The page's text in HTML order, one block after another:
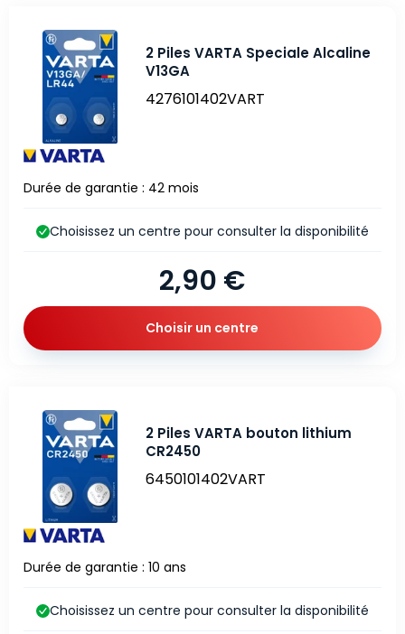
2 Piles VARTA Speciale Alcaline
V13GA
4276101402VART
Durée de garantie : 42 mois
2,90 €
Choisissez un centre pour consulter la disponibilité
Choisir un centre
2 Piles VARTA bouton lithium
CR2450
6450101402VART
Durée de garantie : 10 ans
Choisissez un centre pour consulter la disponibilité